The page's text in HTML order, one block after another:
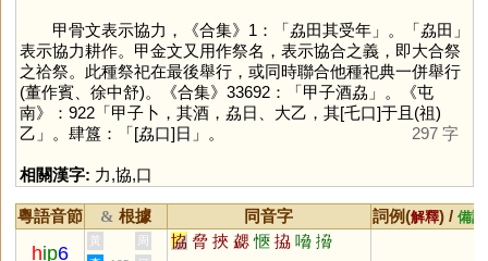
甲骨文表示協力，《合集》1：「劦田其受年」。「劦田」
表示協力耕作。甲金文又用作祭名，表示協合之義，即大合祭
之祫祭。此種祭祀在最後舉行，或同時聯合他種祀典一併舉行
(董作賓、徐中舒)。《合集》33692：「甲子酒劦」。《屯
南》：922「甲子卜，其酒，劦日、大乙，其[乇口]于且(祖)
乙」。肆簋：「[劦口]日」。
297 字
相關漢字: 力,協,口
粵語音節 & 根據 同音字 詞例(解釋) / 備註
hip6
黃 周 協 脅 挾 勰 愜 拹 嗋 搚